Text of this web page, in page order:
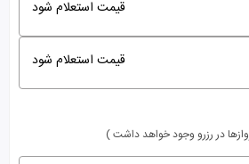
قیمت استعلام شود
قیمت استعلام شود
در رزرو وجود خواهد داشت )